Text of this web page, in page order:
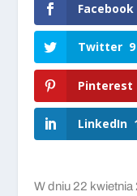
Facebook
Twitter 9
Pinterest
LinkedIn
W dniu 22 kwietnia